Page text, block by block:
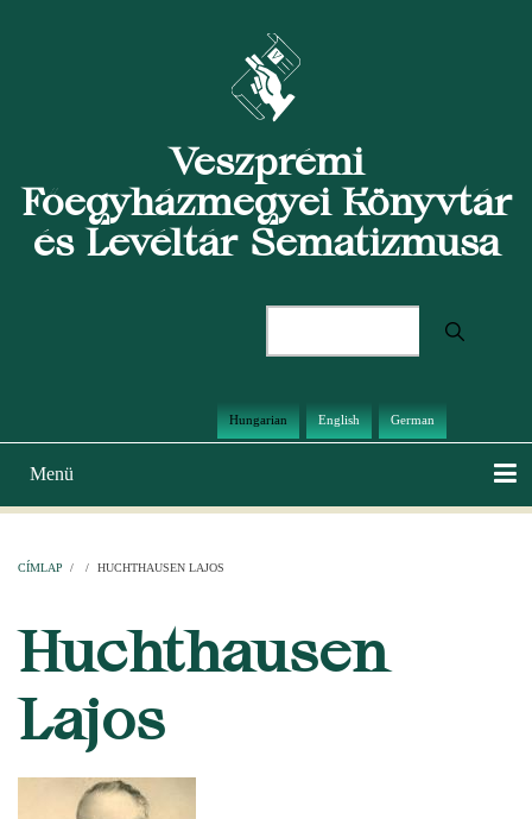
Veszprémi
Főegyházmegyei Könyvtár
és Levéltár Sematizmusa
Hungarian English German
Main
navigation
Menü
CÍMLAP / / HUCHTHAUSEN LAJOS
Huchthausen
Lajos